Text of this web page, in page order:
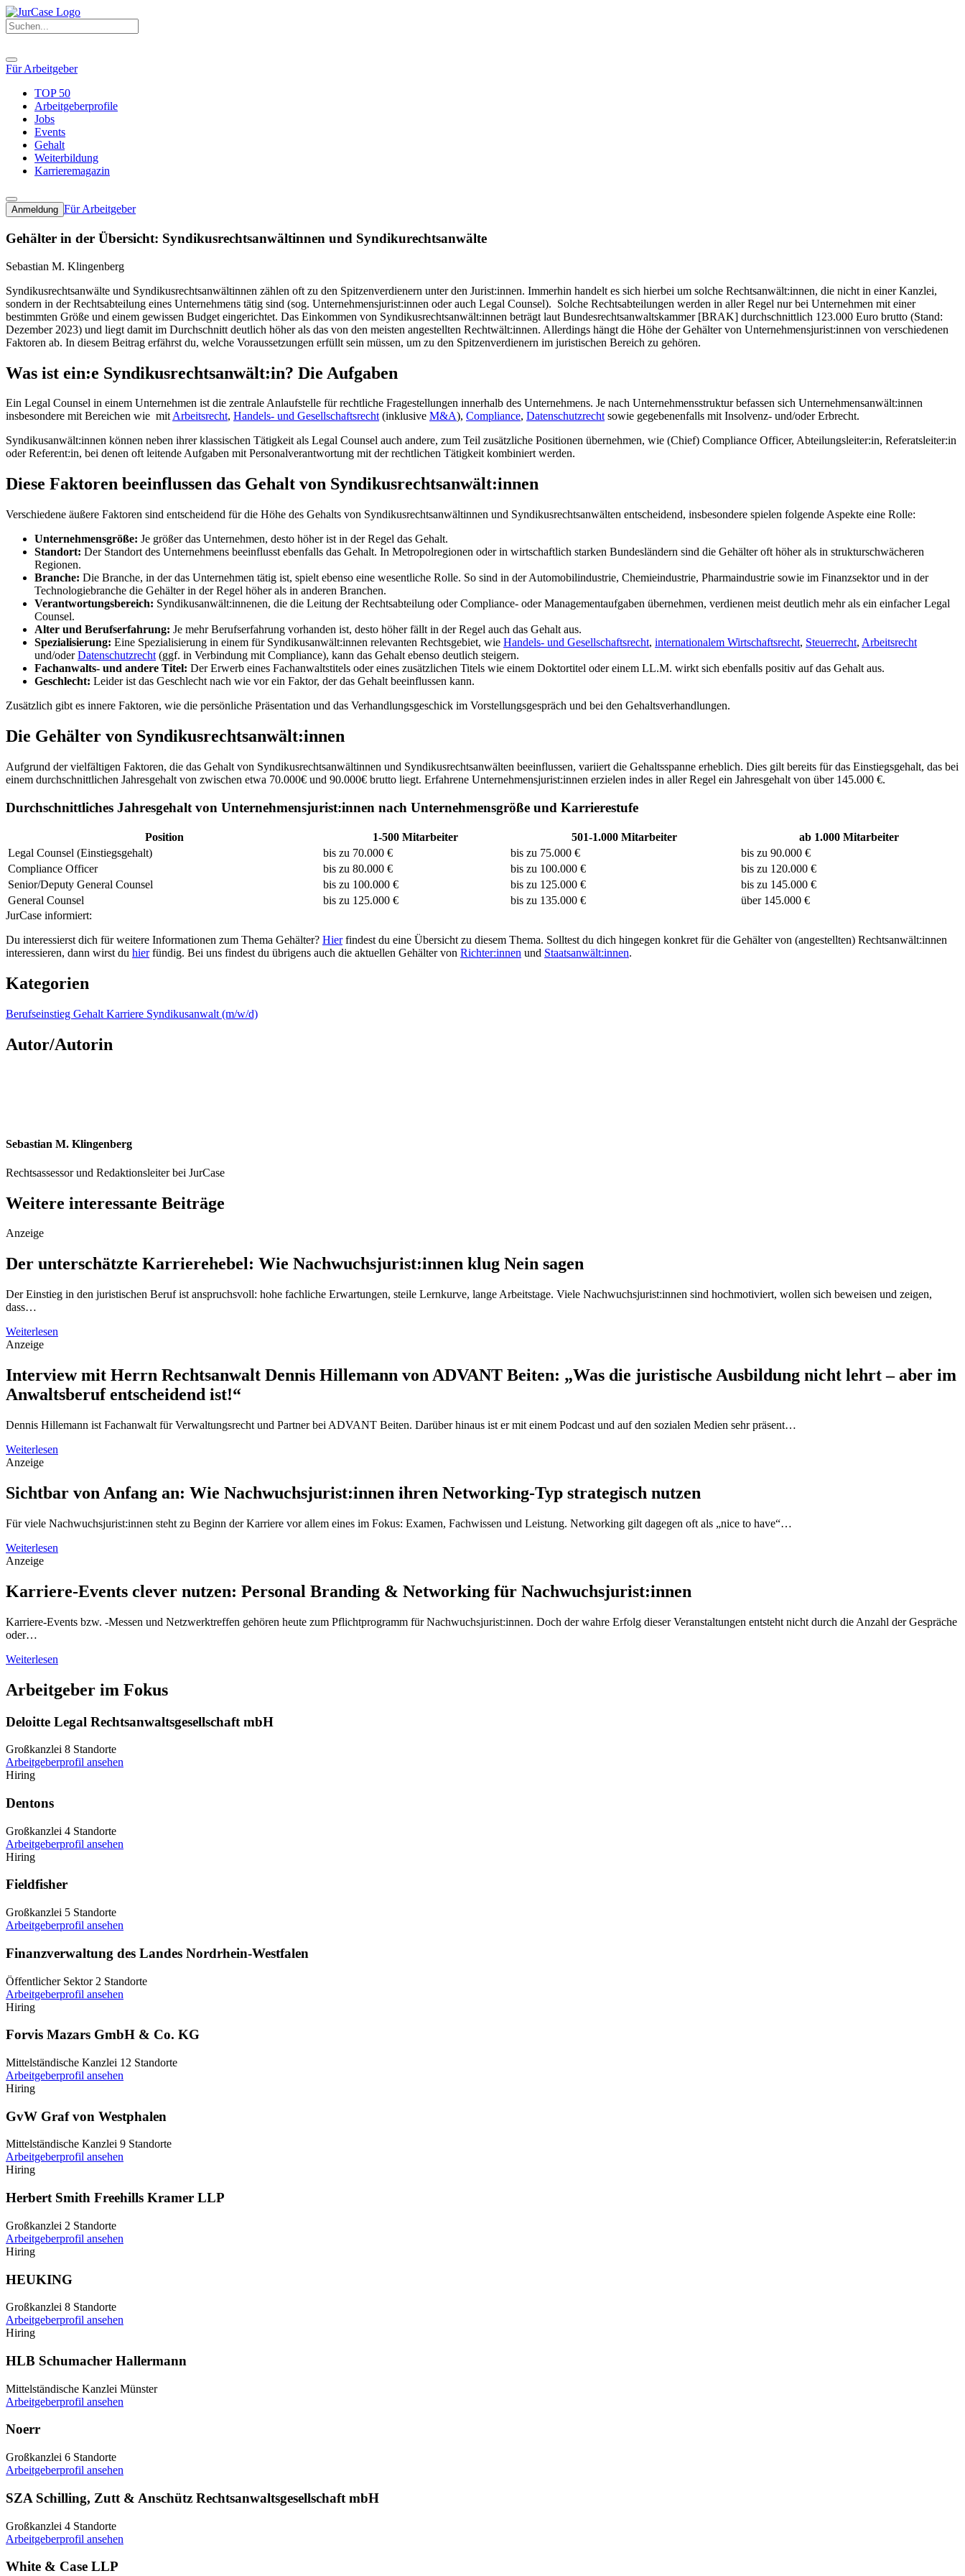
Für Arbeitgeber
TOP 50
Arbeitgeberprofile
Jobs
Events
Gehalt
Weiterbildung
Karrieremagazin
Anmeldung Für Arbeitgeber
Gehälter in der Übersicht: Syndikusrechtsanwältinnen und Syndikurechtsanwälte
Sebastian M. Klingenberg
Syndikusrechtsanwälte und Syndikusrechtsanwältinnen zählen oft zu den Spitzenverdienern unter den Jurist:innen. Immerhin handelt es sich hierbei um solche Rechtsanwält:innen, die nicht in einer Kanzlei,
sondern in der Rechtsabteilung eines Unternehmens tätig sind (sog. Unternehmensjurist:innen oder auch Legal Counsel). Solche Rechtsabteilungen werden in aller Regel nur bei Unternehmen mit einer
bestimmten Größe und einem gewissen Budget eingerichtet. Das Einkommen von Syndikusrechtsanwält:innen beträgt laut Bundesrechtsanwaltskammer [BRAK] durchschnittlich 123.000 Euro brutto (Stand:
Dezember 2023) und liegt damit im Durchschnitt deutlich höher als das von den meisten angestellten Rechtwält:innen. Allerdings hängt die Höhe der Gehälter von Unternehmensjurist:innen von verschiedenen
Faktoren ab. In diesem Beitrag erfährst du, welche Voraussetzungen erfüllt sein müssen, um zu den Spitzenverdienern im juristischen Bereich zu gehören.
Was ist ein:e Syndikusrechtsanwält:in? Die Aufgaben
Ein Legal Counsel in einem Unternehmen ist die zentrale Anlaufstelle für rechtliche Fragestellungen innerhalb des Unternehmens. Je nach Unternehmensstruktur befassen sich Unternehmensanwält:innen
insbesondere mit Bereichen wie mitArbeitsrecht, Handels- und Gesellschaftsrecht(inklusive M&A), Compliance, Datenschutzrechtsowie gegebenenfalls mit Insolvenz- und/oder Erbrecht.
Syndikusanwält:innen können neben ihrer klassischen Tätigkeit als Legal Counsel auch andere, zum Teil zusätzliche Positionen übernehmen, wie (Chief) Compliance Officer, Abteilungsleiter:in, Referatsleiter:in
oder Referent:in, bei denen oft leitende Aufgaben mit Personalverantwortung mit der rechtlichen Tätigkeit kombiniert werden.
Diese Faktoren beeinflussen das Gehalt von Syndikusrechtsanwält:innen
Verschiedene äußere Faktoren sind entscheidend für die Höhe des Gehalts von Syndikusrechtsanwältinnen und Syndikusrechtsanwälten entscheidend, insbesondere spielen folgende Aspekte eine Rolle:
Unternehmensgröße: Je größer das Unternehmen, desto höher ist in der Regel das Gehalt.
Standort: Der Standort des Unternehmens beeinflusst ebenfalls das Gehalt. In Metropolregionen oder in wirtschaftlich starken Bundesländern sind die Gehälter oft höher als in strukturschwächeren
Regionen.
Branche: Die Branche, in der das Unternehmen tätig ist, spielt ebenso eine wesentliche Rolle. So sind in der Automobilindustrie, Chemieindustrie, Pharmaindustrie sowie im Finanzsektor und in der
Technologiebranche die Gehälter in der Regel höher als in anderen Branchen.
Verantwortungsbereich: Syndikusanwält:innenen, die die Leitung der Rechtsabteilung oder Compliance- oder Managementaufgaben übernehmen, verdienen meist deutlich mehr als ein einfacher Legal
Counsel.
Alter und Berufserfahrung: Je mehr Berufserfahrung vorhanden ist, desto höher fällt in der Regel auch das Gehalt aus.
Spezialisierung: Eine Spezialisierung in einem für Syndikusanwält:innen relevanten Rechtsgebiet, wie Handels- und Gesellschaftsrecht, internationalem Wirtschaftsrecht, Steuerrecht, Arbeitsrecht
und/oderDatenschutzrecht (ggf. in Verbindung mit Compliance), kann das Gehalt ebenso deutlich steigern.
Fachanwalts- und andere Titel: Der Erwerb eines Fachanwaltstitels oder eines zusätzlichen Titels wie einem Doktortitel oder einem LL.M. wirkt sich ebenfalls positiv auf das Gehalt aus.
Geschlecht: Leider ist das Geschlecht nach wie vor ein Faktor, der das Gehalt beeinflussen kann.
Zusätzlich gibt es innere Faktoren, wie die persönliche Präsentation und das Verhandlungsgeschick im Vorstellungsgespräch und bei den Gehaltsverhandlungen.
Die Gehälter von Syndikusrechtsanwält:innen
Aufgrund der vielfältigen Faktoren, die das Gehalt von Syndikusrechtsanwältinnen und Syndikusrechtsanwälten beeinflussen, variiert die Gehaltsspanne erheblich. Dies gilt bereits für das Einstiegsgehalt, das bei
einem durchschnittlichen Jahresgehalt von zwischen etwa 70.000€ und 90.000€ brutto liegt. Erfahrene Unternehmensjurist:innen erzielen indes in aller Regel ein Jahresgehalt von über 145.000 €.
Durchschnittliches Jahresgehalt von Unternehmensjurist:innen nach Unternehmensgröße und Karrierestufe
Position 1-500 Mitarbeiter 501-1.000 Mitarbeiter
ab 1.000 Mitarbeiter
Legal Counsel (Einstiegsgehalt)
bis zu 70.000 € bis zu 75.000 €
bis zu 90.000 €
Compliance Officer
bis zu 80.000 € bis zu 100.000 €
bis zu 120.000 €
Senior/Deputy General Counsel
bis zu 100.000 € bis zu 125.000 €
bis zu 145.000 €
General Counsel
bis zu 125.000 € bis zu 135.000 €
über 145.000 €
JurCase informiert:
Du interessierst dich für weitere Informationen zum Thema Gehälter? Hierfindest du eine Übersicht zu diesem Thema. Solltest du dich hingegen konkret für die Gehälter von (angestellten) Rechtsanwält:innen
interessieren, dann wirst du hierfündig. Bei uns findest du übrigens auch die aktuellen Gehälter von Richter:innen und Staatsanwält:innen.
Kategorien
Berufseinstieg Gehalt Karriere Syndikusanwalt (m/w/d)
Autor/Autorin
Sebastian M. Klingenberg
Rechtsassessor und Redaktionsleiter bei JurCase
Weitere interessante Beiträge
Anzeige
Der unterschätzte Karrierehebel: Wie Nachwuchsjurist:innen klug Nein sagen
Der Einstieg in den juristischen Beruf ist anspruchsvoll: hohe fachliche Erwartungen, steile Lernkurve, lange Arbeitstage. Viele Nachwuchsjurist:innen sind hochmotiviert, wollen sich beweisen und zeigen,
dass…
Weiterlesen
Anzeige
Interview mit Herrn Rechtsanwalt Dennis Hillemann von ADVANT Beiten: „Was die juristische Ausbildung nicht lehrt – aber im
Anwaltsberuf entscheidend ist!“
Dennis Hillemann ist Fachanwalt für Verwaltungsrecht und Partner bei ADVANT Beiten. Darüber hinaus ist er mit einem Podcast und auf den sozialen Medien sehr präsent…
Weiterlesen
Anzeige
Sichtbar von Anfang an: Wie Nachwuchsjurist:innen ihren Networking-Typ strategisch nutzen
Für viele Nachwuchsjurist:innen steht zu Beginn der Karriere vor allem eines im Fokus: Examen, Fachwissen und Leistung. Networking gilt dagegen oft als „nice to have“…
Weiterlesen
Anzeige
Karriere-Events clever nutzen: Personal Branding & Networking für Nachwuchsjurist:innen
Karriere-Events bzw. -Messen und Netzwerktreffen gehören heute zum Pflichtprogramm für Nachwuchsjurist:innen. Doch der wahre Erfolg dieser Veranstaltungen entsteht nicht durch die Anzahl der Gespräche
oder…
Weiterlesen
Arbeitgeber im Fokus
Deloitte Legal Rechtsanwaltsgesellschaft mbH
Großkanzlei 8 Standorte
Arbeitgeberprofil ansehen
Hiring
Dentons
Großkanzlei 4 Standorte
Arbeitgeberprofil ansehen
Hiring
Fieldfisher
Großkanzlei 5 Standorte
Arbeitgeberprofil ansehen
Finanzverwaltung des Landes Nordrhein-Westfalen
Öffentlicher Sektor 2 Standorte
Arbeitgeberprofil ansehen
Hiring
Forvis Mazars GmbH & Co. KG
Mittelständische Kanzlei 12 Standorte
Arbeitgeberprofil ansehen
Hiring
GvW Graf von Westphalen
Mittelständische Kanzlei 9 Standorte
Arbeitgeberprofil ansehen
Hiring
Herbert Smith Freehills Kramer LLP
Großkanzlei 2 Standorte
Arbeitgeberprofil ansehen
Hiring
HEUKING
Großkanzlei 8 Standorte
Arbeitgeberprofil ansehen
Hiring
HLB Schumacher Hallermann
Mittelständische Kanzlei Münster
Arbeitgeberprofil ansehen
Noerr
Großkanzlei 6 Standorte
Arbeitgeberprofil ansehen
SZA Schilling, Zutt & Anschütz Rechtsanwaltsgesellschaft mbH
Großkanzlei 4 Standorte
Arbeitgeberprofil ansehen
White & Case LLP